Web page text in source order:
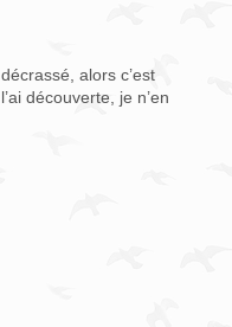
alors c’est
découverte, je n’en